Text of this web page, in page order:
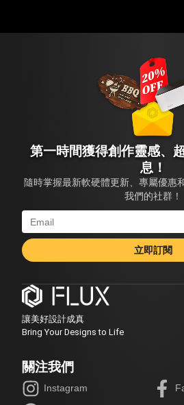
第一時間獲得創作靈感、
息！
隨時掌握最新軟硬體更新、專屬優惠
我們的社群！
立即訂閱
讓美好設計成真
Bring Your Designs to Life
關注我們
Instagram